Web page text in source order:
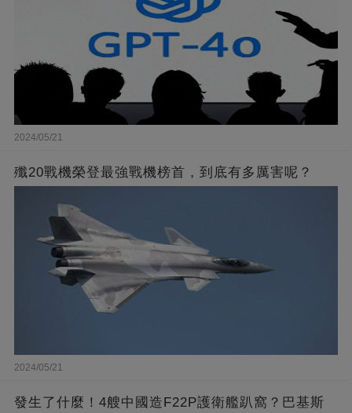
2024/05/21
殲20戰機榮登最強戰機榜首，到底有多厲害呢？
2024/05/21
發生了什麼！4艘中國造F22P護衛艦趴窩？巴基斯